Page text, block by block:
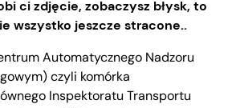
ci zdjęcie, zobaczysz błysk, to
wszystko jeszcze stracone..
Automatycznego Nadzoru
czyli komórka
Inspektoratu Transportu